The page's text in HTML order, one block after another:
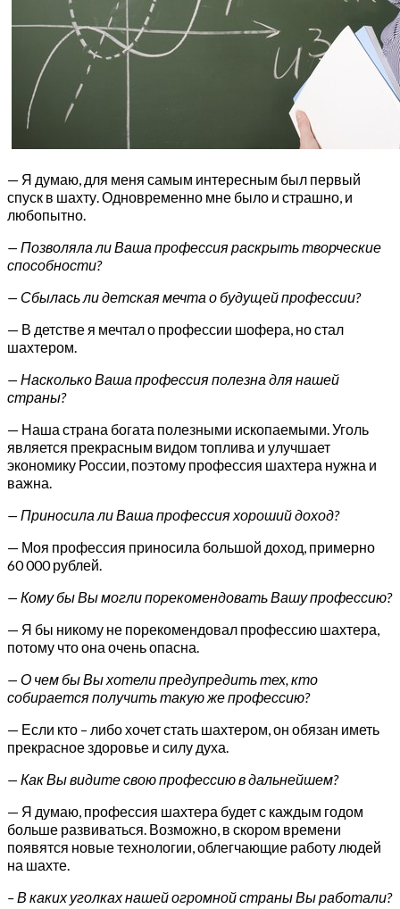
— Я думаю, для меня самым интересным был первый
спуск в шахту. Одновременно мне было и страшно, и
любопытно.
— Позволяла ли Ваша профессия раскрыть творческие
способности?
— Сбылась ли детская мечта о будущей профессии?
— В детстве я мечтал о профессии шофера, но стал
шахтером.
— Насколько Ваша профессия полезна для нашей
страны?
— Наша страна богата полезными ископаемыми. Уголь
является прекрасным видом топлива и улучшает
экономику России, поэтому профессия шахтера нужна и
важна.
— Приносила ли Ваша профессия хороший доход?
— Моя профессия приносила большой доход, примерно
60 000 рублей.
— Кому бы Вы могли порекомендовать Вашу профессию?
— Я бы никому не порекомендовал профессию шахтера,
потому что она очень опасна.
— О чем бы Вы хотели предупредить тех, кто
собирается получить такую же профессию?
— Если кто – либо хочет стать шахтером, он обязан иметь
прекрасное здоровье и силу духа.
— Как Вы видите свою профессию в дальнейшем?
— Я думаю, профессия шахтера будет с каждым годом
больше развиваться. Возможно, в скором времени
появятся новые технологии, облегчающие работу людей
на шахте.
– В каких уголках нашей огромной страны Вы работали?